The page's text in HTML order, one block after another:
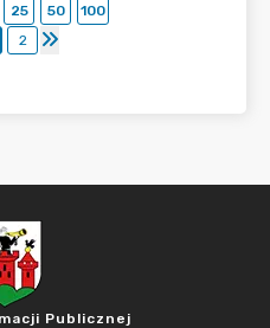
25 50
100
2
Publicznej